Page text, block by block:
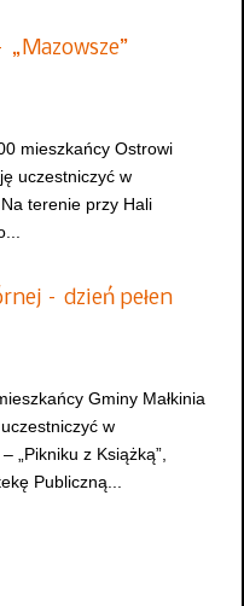
mieszkańcy Ostrowi
uczestniczyć w
terenie przy Hali
– dzień pełen
Gminy Małkinia
w
„Pikniku z Książką”,
Publiczną...